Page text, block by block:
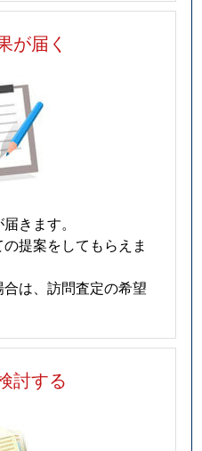
が届く
きます。
提案をしてもらえま
は、訪問査定の希望
討する